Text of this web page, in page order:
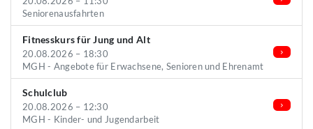
Seniorenausfahrten
Fitnesskurs für Jung und Alt
20.08.2026 – 18:30
MGH - Angebote für Erwachsene, Senioren und Ehrenamt
Schulclub
20.08.2026 – 12:30
MGH - Kinder- und Jugendarbeit